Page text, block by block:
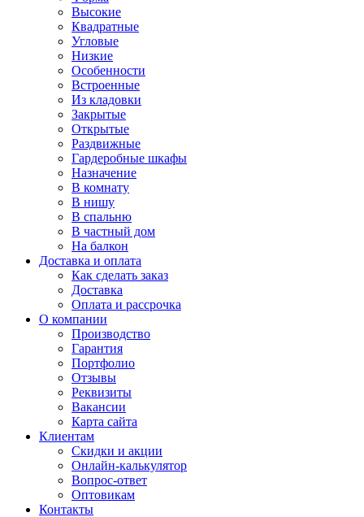
Высокие
Квадратные
Угловые
Низкие
Особенности
Встроенные
Из кладовки
Закрытые
Открытые
Раздвижные
Гардеробные шкафы
Назначение
В комнату
В нишу
В спальню
В частный дом
На балкон
Доставка и оплата
Как сделать заказ
Доставка
Оплата и рассрочка
О компании
Производство
Гарантия
Портфолио
Отзывы
Реквизиты
Вакансии
Карта сайта
Клиентам
Скидки и акции
Онлайн-калькулятор
Вопрос-ответ
Оптовикам
Контакты